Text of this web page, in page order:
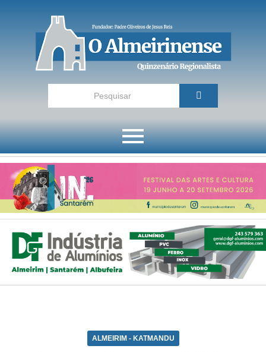
ALMEIRIM - KATMANDU